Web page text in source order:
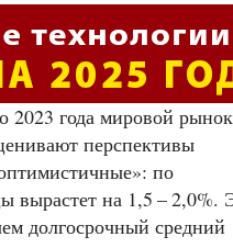
2023 года мировой рынок
перспективы
по
вырастет на 1,5 – 2,0%.
долгосрочный средний